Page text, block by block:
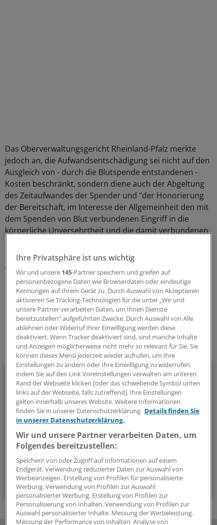
Das Oberverwaltungsgericht Rheinland-Pfalz merkte
jedoch an, die Aufwandsentschädigung sei nicht auf den
Ausgleich von - durch die Blutspende entstandenen -
Kosten beschränkt, sondern diene auch der Abgeltung
des Zeitaufwandes der Spender und "der Honorierung
der Bereitschaft, im Interesse der Allgemeinheit den mit
dem Spenden von Blut verbundenen Eingriff in die
körperliche Unversehrtheit und die damit verbundenen
Az.: 6 A 10608/13
0
Schlagworte:
Recht Klinik-Management
Ihr Newsletter zum Thema
Beruf & Alltag
Die Sonntagslektüre: Lesen Sie Wissenswertes und
Nützliches für Ihre tägliche Arbeit, lassen Sie sich von
Kolleginnen und Kollegen inspirieren - und seien Sie immer
einen Schritt voraus.
wöchentlich (Sonntag)
Zum Abonnieren bitte anmelden
Ihre Privatsphäre ist uns wichtig
Wir und unsere 145-Partner speichern und greifen auf
personenbezogene Daten wie Browserdaten oder eindeutige
Kennungen auf Ihrem Gerät zu. Durch Auswahl von Akzeptieren
aktivieren Sie Tracking-Technologien für die unter „Wir und
unsere Partner verarbeiten Daten, um Ihnen Dienste
bereitzustellen“ aufgeführten Zwecke. Durch Auswahl von Alle
ablehnen oder Widerruf Ihrer Einwilligung werden diese
deaktiviert. Wenn Tracker deaktiviert sind, sind manche Inhalte
und Anzeigen möglicherweise nicht mehr so relevant für Sie. Sie
können dieses Menü jederzeit wieder aufrufen, um Ihre
Einstellungen zu ändern oder Ihre Einwilligung zu widerrufen,
indem Sie auf den Link Voreinstellungen verwalten am unteren
Rand der Webseite klicken [oder das schwebende Symbol unten
links auf der Webseite, falls zutreffend]. Ihre Einstellungen
gelten innerhalb unseres Website. Weitere Informationen
finden Sie in unserer Datenschutzerklärung. Details finden Sie
in unserer Datenschutzerklärung.
Wir und unsere Partner verarbeiten Daten, um
Folgendes bereitzustellen:
Speichern von oder Zugriff auf Informationen auf einem
Endgerät. Verwendung reduzierter Daten zur Auswahl von
Werbeanzeigen. Erstellung von Profilen für personalisierte
Werbung. Verwendung von Profilen zur Auswahl
personalisierter Werbung. Erstellung von Profilen zur
Personalisierung von Inhalten. Verwendung von Profilen zur
Auswahl personalisierter Inhalte. Messung der Werbeleistung.
Messung der Performance von Inhalten. Analyse von